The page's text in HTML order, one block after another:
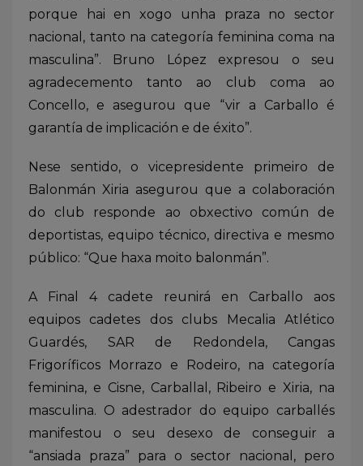
porque hai en xogo unha praza no sector
nacional, tanto na categoría feminina coma na
masculina”. Bruno López expresou o seu
agradecemento tanto ao club coma ao
Concello, e asegurou que “vir a Carballo é
garantía de implicación e de éxito”.
Nese sentido, o vicepresidente primeiro de
Balonmán Xiria asegurou que a colaboración
do club responde ao obxectivo común de
deportistas, equipo técnico, directiva e mesmo
público: “Que haxa moito balonmán”.
A Final 4 cadete reunirá en Carballo aos
equipos cadetes dos clubs Mecalia Atlético
Guardés, SAR de Redondela, Cangas
Frigoríficos Morrazo e Rodeiro, na categoría
feminina, e Cisne, Carballal, Ribeiro e Xiria, na
masculina. O adestrador do equipo carballés
manifestou o seu desexo de conseguir a
“ansiada praza” para o sector nacional, pero